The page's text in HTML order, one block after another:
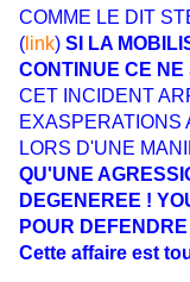
COMME LE DIT
( link) SI LA
CONTINUE CE
CET INCIDENT
EXASPERATIONS
LORS D'UNE
QU'UNE
DEGENEREE !
POUR
Cette affaire est